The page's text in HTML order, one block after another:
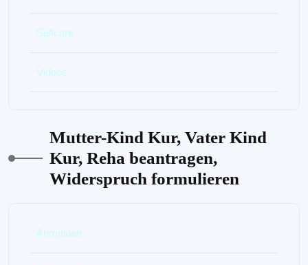
Selfcare
Videos
Mutter-Kind Kur, Vater Kind
Kur, Reha beantragen,
Widerspruch formulieren
Anmelden